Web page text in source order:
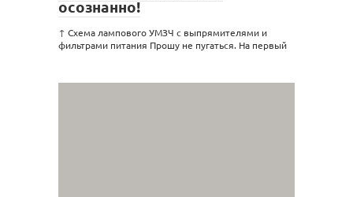
осознанно!
↑ Схема лампового УМЗЧ с выпрямителями и
фильтрами питания Прошу не пугаться. На первый